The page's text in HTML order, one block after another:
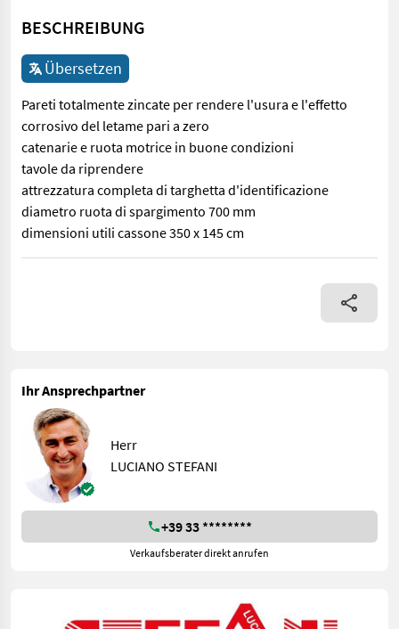
BESCHREIBUNG
Übersetzen
Pareti totalmente zincate per rendere l'usura e l'effetto
corrosivo del letame pari a zero
catenarie e ruota motrice in buone condizioni
tavole da riprendere
attrezzatura completa di targhetta d'identificazione
diametro ruota di spargimento 700 mm
dimensioni utili cassone 350 x 145 cm
Pareti totalmente zincate per rendere l'usura e l'effetto
Ihr Ansprechpartner
Herr
LUCIANO STEFANI
+39 33 ********
Verkaufsberater direkt anrufen